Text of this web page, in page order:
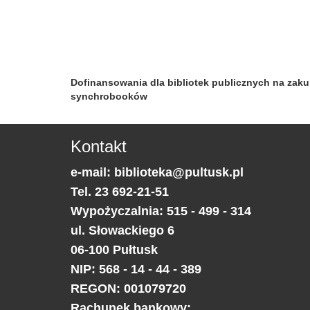
Dofinansowania dla bibliotek publicznych na
synchrobooków
Kontakt
e-mail: biblioteka@pultusk.pl
Tel. 23 692-21-51
Wypożyczalnia: 515 - 499 - 314
ul. Słowackiego 6
06-100 Pułtusk
NIP: 568 - 14 - 44 - 389
REGON: 001079720